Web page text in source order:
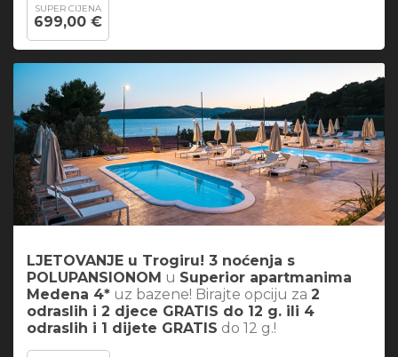
SUPER CIJENA
699,00 €
LJETOVANJE u Trogiru! 3 noćenja s
POLUPANSIONOM u Superior apartmanima
Medena 4* uz bazene! Birajte opciju za 2
odraslih i 2 djece GRATIS do 12 g. ili 4
odraslih i 1 dijete GRATIS do 12 g.!